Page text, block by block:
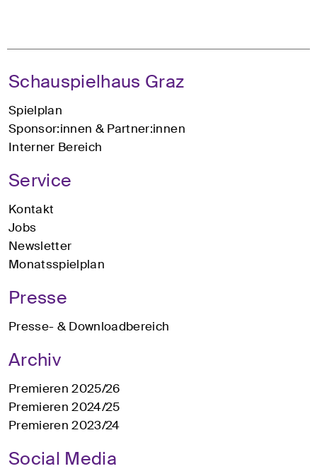
Schauspielhaus Graz
Spielplan
Sponsor:innen & Partner:innen
Interner Bereich
Service
Kontakt
Jobs
Newsletter
Monatsspielplan
Presse
Presse- & Downloadbereich
Archiv
Premieren 2025/26
Premieren 2024/25
Premieren 2023/24
Social Media